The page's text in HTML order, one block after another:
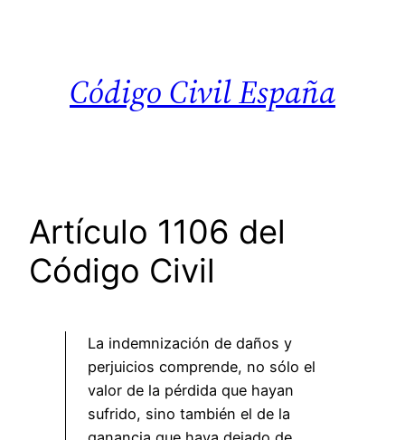
Código Civil España
Artículo 1106 del
Código Civil
La indemnización de daños y
perjuicios comprende, no sólo el
valor de la pérdida que hayan
sufrido, sino también el de la